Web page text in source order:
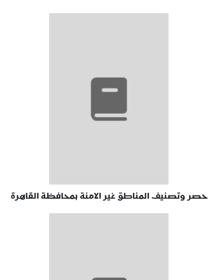
حصر وتصنيف المناطق غير الامنة بمحافظة القاهرة